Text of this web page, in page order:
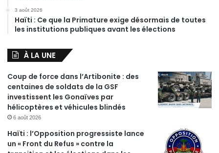
3 août 2026
Haïti : Ce que la Primature exige désormais de toutes
les institutions publiques avant les élections
À LA UNE
Coup de force dans l’Artibonite : des
centaines de soldats de la GSF
investissent les Gonaïves par
hélicoptères et véhicules blindés
6 août 2026
Haïti : l’Opposition progressiste lance
un « Front du Refus » contre la